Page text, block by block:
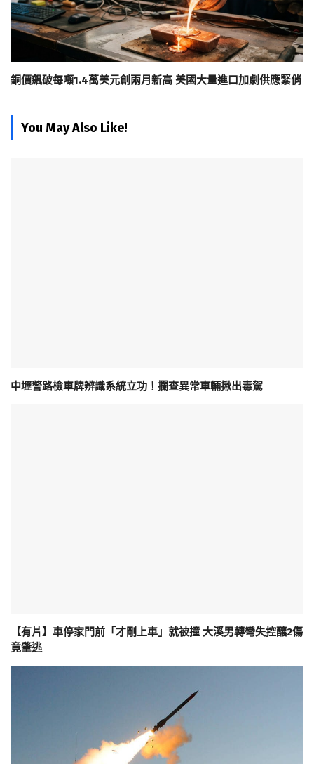
銅價飆破每噸1.4萬美元創兩月新高 美國大量進口加劇供應緊俏
You May Also Like!
中壢警路檢車牌辨識系統立功！攔查異常車輛揪出毒駕
【有片】車停家門前「才剛上車」就被撞 大溪男轉彎失控釀2傷
竟肇逃